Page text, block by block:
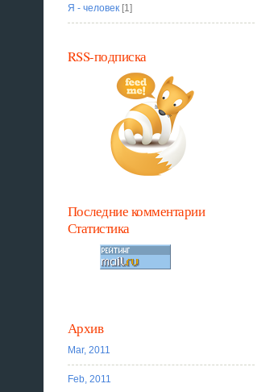
Я - человек[1]
RSS-подписка
Последние комментарии
Статистика
Архив
Mar, 2011
Feb, 2011